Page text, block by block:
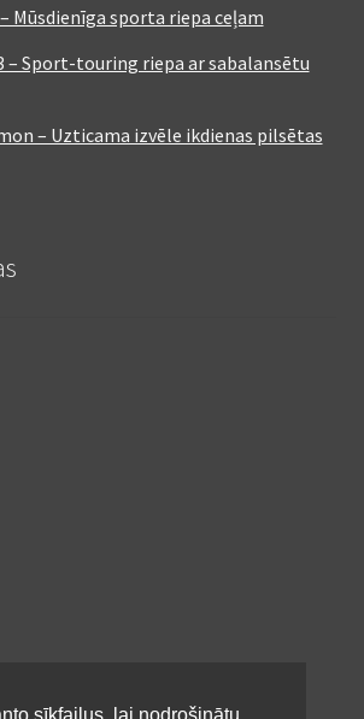
Mūsdienīga sporta riepa ceļam
– Sport-touring riepa ar sabalansētu
– Uzticama izvēle ikdienas pilsētas
sīkfailus, lai nodrošinātu